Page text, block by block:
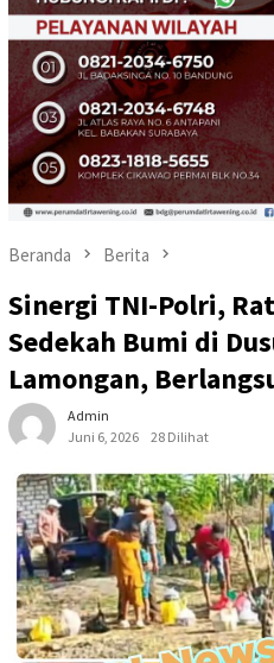
Beranda Berita
Sinergi TNI-Polri,
Sedekah Bumi di
Lamongan,
Admin
Juni 6, 2026
28 Dilihat